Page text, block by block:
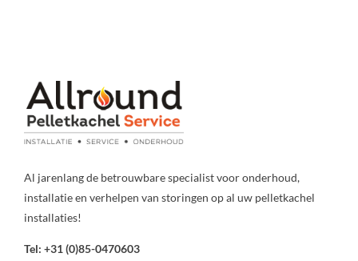
Al jarenlang de betrouwbare specialist voor onderhoud,
installatie en verhelpen van storingen op al uw pelletkachel
installaties!
Tel: +31 (0)85-0470603